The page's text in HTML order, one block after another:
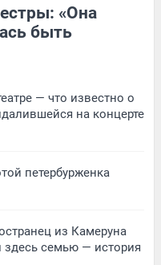
«Она
быть
— что известно о
на концерте
петербурженка
из Камеруна
здесь семью — история